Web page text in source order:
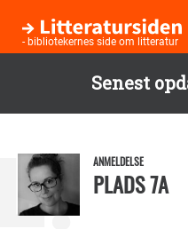
Senest
hovedindhold
- bibliotekernes side om litteratur
ANMELDELSE
PLADS 7A